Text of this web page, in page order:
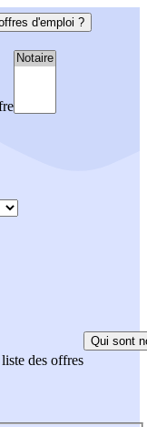
d'emploi ?
des offres
Qui sont